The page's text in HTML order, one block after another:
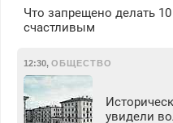
Что запрещено делать 10
счастливым
12:30, ОБЩЕСТВО
увидели